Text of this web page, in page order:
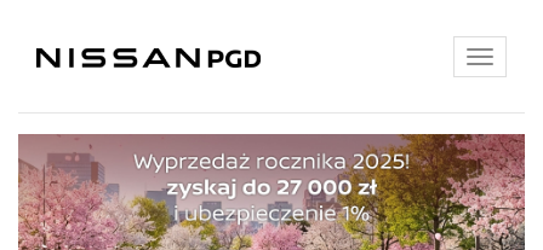
Toggle